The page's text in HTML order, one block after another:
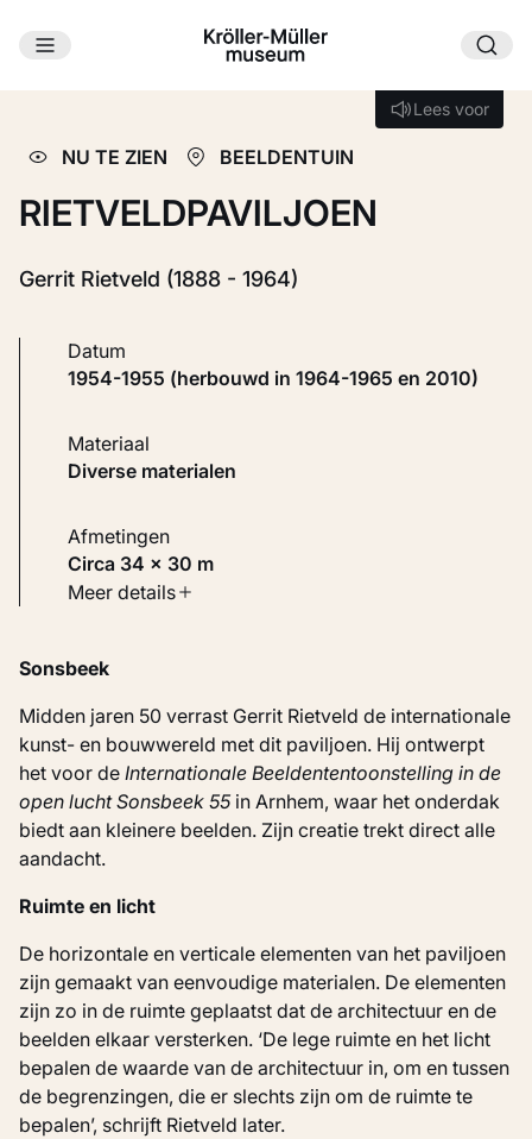
Ga naar hoofdinhoud
Lees voor
Lees voor
NU TE ZIEN BEELDENTUIN
RIETVELDPAVILJOEN
Gerrit Rietveld (1888 - 1964)
Datum
1954-1955 (herbouwd in 1964-1965 en 2010)
Materiaal
Diverse materialen
Afmetingen
Circa 34 × 30 m
Soort werk
Inventarisnummer
KM 127.527
Meer details
Sonsbeek
Midden jaren 50 verrast Gerrit Rietveld de internationale
kunst- en bouwwereld met dit paviljoen. Hij ontwerpt
het voor de Internationale Beeldententoonstelling in de
open lucht Sonsbeek 55 in Arnhem, waar het onderdak
biedt aan kleinere beelden. Zijn creatie trekt direct alle
aandacht.
Ruimte en licht
De horizontale en verticale elementen van het paviljoen
zijn gemaakt van eenvoudige materialen. De elementen
zijn zo in de ruimte geplaatst dat de architectuur en de
beelden elkaar versterken. ‘De lege ruimte en het licht
bepalen de waarde van de architectuur in, om en tussen
de begrenzingen, die er slechts zijn om de ruimte te
bepalen’, schrijft Rietveld later.